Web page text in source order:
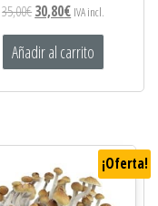
35,00€30,80€ IVA incl.
Añadir al carrito
¡Oferta!